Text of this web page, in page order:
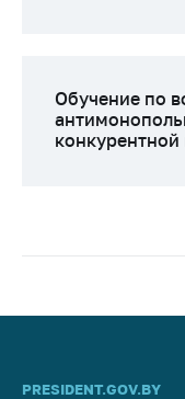
Обучение по
конкурентной
PRESIDENT.GOV.BY